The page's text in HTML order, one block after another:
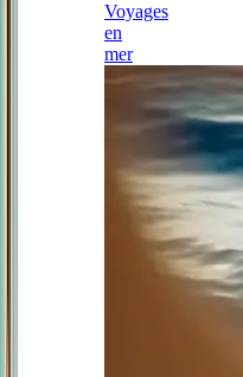
Voyages
en
mer